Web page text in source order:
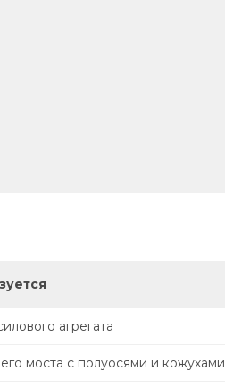
агрегата
моста с полуосями и кожухами